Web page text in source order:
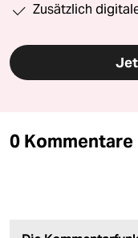
Zusätzlich
0 Kommentare